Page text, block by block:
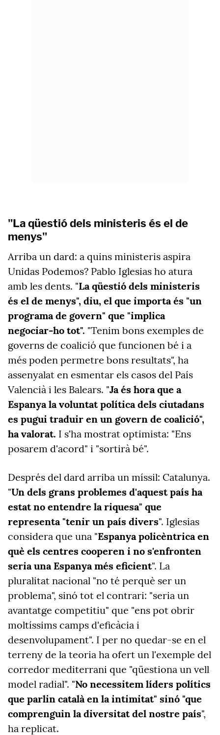
"La qüestió dels ministeris és el de
menys"
Arriba un dard: a quins ministeris aspira
Unidas Podemos? Pablo Iglesias ho atura
amb les dents. "La qüestió dels ministeris
és el de menys", diu, el que importa és "un
programa de govern" que "implica
negociar-ho tot". "Tenim bons exemples de
governs de coalició que funcionen bé i a
més poden permetre bons resultats", ha
assenyalat en esmentar els casos del País
Valencià i les Balears. "Ja és hora que a
Espanya la voluntat política dels ciutadans
es pugui traduir en un govern de coalició",
ha valorat. I s'ha mostrat optimista: "Ens
posarem d'acord" i "sortirà bé".
Després del dard arriba un míssil: Catalunya.
"Un dels grans problemes d'aquest país ha
estat no entendre la riquesa" que
representa "tenir un país divers". Iglesias
considera que una "Espanya policèntrica en
què els centres cooperen i no s'enfronten
seria una Espanya més eficient". La
pluralitat nacional "no té perquè ser un
problema", sinó tot el contrari: "seria un
avantatge competitiu" que "ens pot obrir
moltíssims camps d'eficàcia i
desenvolupament". I per no quedar-se en el
terreny de la teoria ha ofert un l'exemple del
corredor mediterrani que "qüestiona un vell
model radial". "No necessitem líders polítics
que parlin català en la intimitat" sinó "que
comprenguin la diversitat del nostre país",
ha replicat.